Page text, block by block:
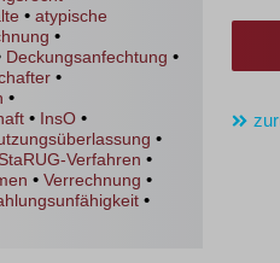
• atypische
•
Deckungsanfechtung •
•
•
• InsO •
•
StaRUG-Verfahren •
• Verrechnung •
•